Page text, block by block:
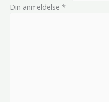
Din anmeldelse *